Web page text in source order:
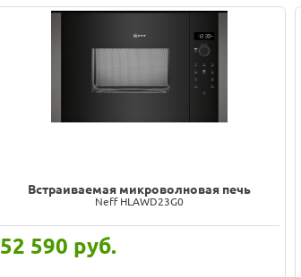
Встраиваемая микроволновая печь
Neff HLAWD23G0
52 590 руб.